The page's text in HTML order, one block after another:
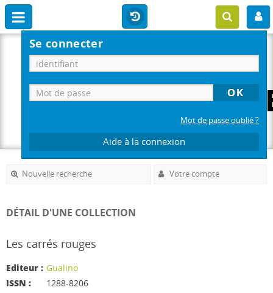
Se connecter
Mot de passe oublié ?
Aide à la connexion
Nouvelle recherche Votre compte
DÉTAIL D'UNE COLLECTION
Les carrés rouges
Editeur : Gualino
ISSN :
1288-8206